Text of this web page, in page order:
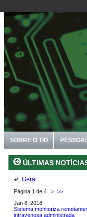
SOBRE O TID
ÚLTIMAS
Geral
Página 1 de 4 > >>
Jan 8, 2018
Sistema monitoriza
intravenosa administrada